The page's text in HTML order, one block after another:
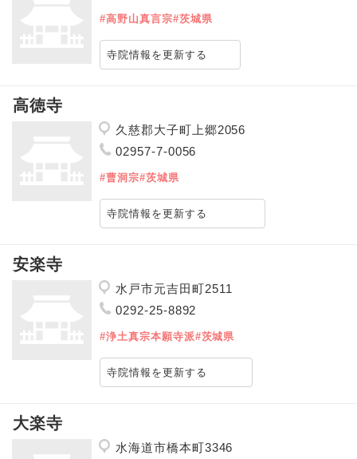
#高野山真言宗#茨城県
寺院情報を更新する
高徳寺
久慈郡大子町上郷2056
02957-7-0056
#曹洞宗#茨城県
寺院情報を更新する
安楽寺
水戸市元吉田町2511
0292-25-8892
#浄土真宗本願寺派#茨城県
寺院情報を更新する
大楽寺
水海道市橋本町3346